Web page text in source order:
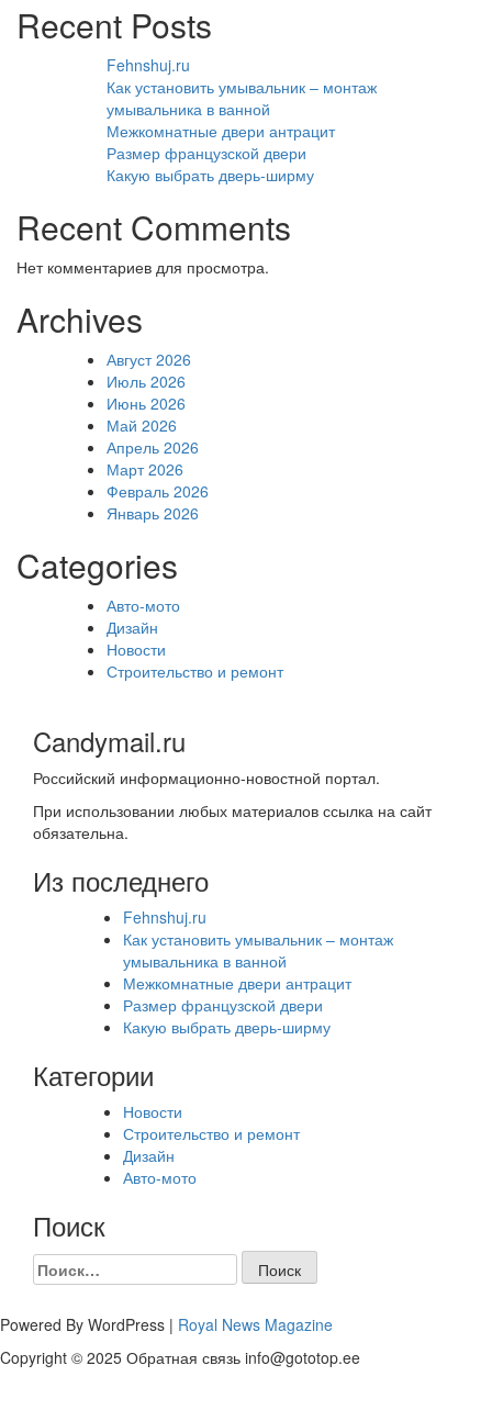
Recent Posts
Fehnshuj.ru
Как установить умывальник – монтаж
умывальника в ванной
Межкомнатные двери антрацит
Размер французской двери
Какую выбрать дверь-ширму
Recent Comments
Нет комментариев для просмотра.
Archives
Август 2026
Июль 2026
Июнь 2026
Май 2026
Апрель 2026
Март 2026
Февраль 2026
Январь 2026
Categories
Авто-мото
Дизайн
Новости
Строительство и ремонт
Candymail.ru
Российский информационно-новостной портал.
При использовании любых материалов ссылка на сайт
обязательна.
Из последнего
Fehnshuj.ru
Как установить умывальник – монтаж
умывальника в ванной
Межкомнатные двери антрацит
Размер французской двери
Какую выбрать дверь-ширму
Категории
Новости
Строительство и ремонт
Дизайн
Авто-мото
Поиск
Найти:
Powered By WordPress | Royal News Magazine
Copyright © 2025 Обратная связь info@gototop.ee